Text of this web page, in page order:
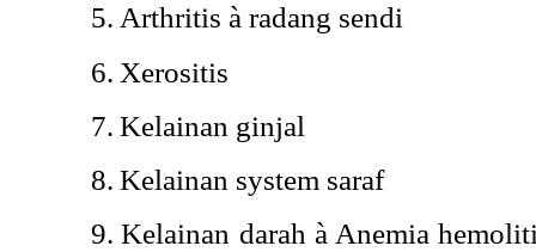
5. Arthritis à radang sendi
6. Xerositis
7. Kelainan ginjal
8. Kelainan system saraf
9. Kelainan darah à Anemia